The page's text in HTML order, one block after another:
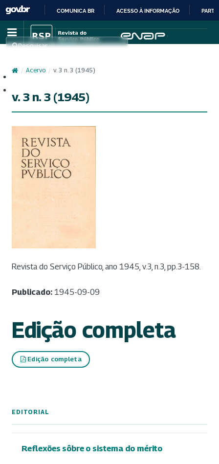
IR
PARA
COMUNICA BR ACESSO À INFORMAÇÃO
Pesquisar
/ Acervo / v. 3 n. 3 (1945)
v. 3 n. 3 (1945)
Revista do Serviço Público, ano 1945, v.3, n.3, pp.3-158.
Publicado: 1945-09-09
Edição completa
Edição completa
EDITORIAL
Reflexões sôbre o sistema do mérito